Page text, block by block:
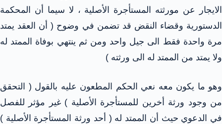
الايجار عن مورثته المستأجرة الأصلية ، لا سيما أن المحكمة
الدستورية وقضاء النقض قد تضمن في وضوح ( أن العقد يمتد
مرة واحدة فقط الى جيل واحد ومن ثم ينتهي بوفاة الممتد له
ولا يمتد من الممتد له الى ورثته )
وهو ما يكون معه نعي الحكم المطعون عليه بالقول ( التحقق
من وجود ورثة أخرين للمستأجرة الأصلية ) غير مؤثر للفصل
في الدعوي حيث أن الممتد له ( أحد ورثة المستأجرة الأصلية )